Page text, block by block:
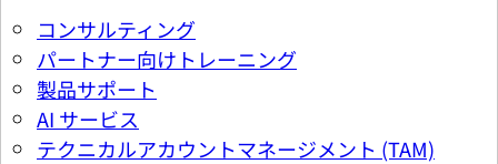
コンサルティング
パートナー向けトレーニング
製品サポート
AI サービス
テクニカルアカウントマネージメント (TAM)